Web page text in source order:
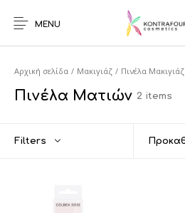
MENU
Αρχική σελίδα / Μακιγιάζ / Πινέλα Μακιγιάζ
Πινέλα Ματιών 2 items
Filters